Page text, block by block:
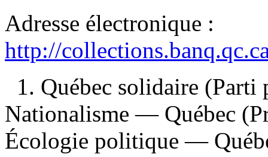
Adresse électronique :
http://
1. Québec solidaire
Nationalisme — Québec
Écologie politique —